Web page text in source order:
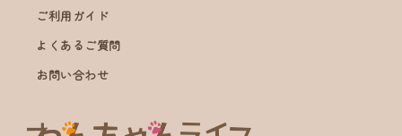
ご利用ガイド
よくあるご質問
お問い合わせ